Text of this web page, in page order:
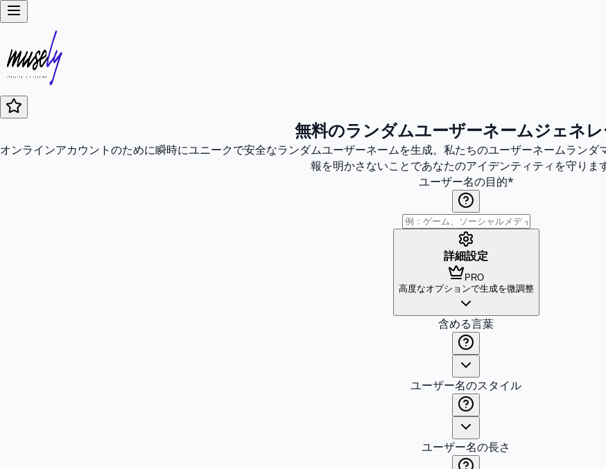
無料のランダムユーザーネームジェネレ
オンラインアカウントのために瞬時にユニークで安全なランダムユーザーネームを生成。私たちのユーザーネームラン
報を明かさないことであなたのアイデンティティを守ります
ユーザー名の目的*
詳細設定
PRO
高度なオプションで生成を微調整
含める言葉
ユーザー名のスタイル
ユーザー名の長さ